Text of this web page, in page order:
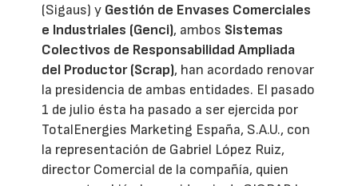
(Sigaus) y Gestión de Envases Comerciales
e Industriales (Genci), ambos Sistemas
Colectivos de Responsabilidad Ampliada
del Productor (Scrap), han acordado renovar
la presidencia de ambas entidades. El pasado
1 de julio ésta ha pasado a ser ejercida por
TotalEnergies Marketing España, S.A.U., con
la representación de Gabriel López Ruiz,
director Comercial de la compañía, quien